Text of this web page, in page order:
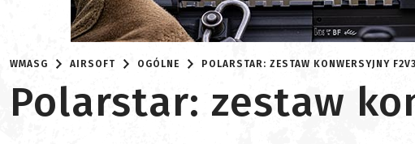
WMASG AIRSOFT OGÓLNE POLARSTAR: ZESTAW KONWERSYJNY F2V3
Polarstar: zestaw